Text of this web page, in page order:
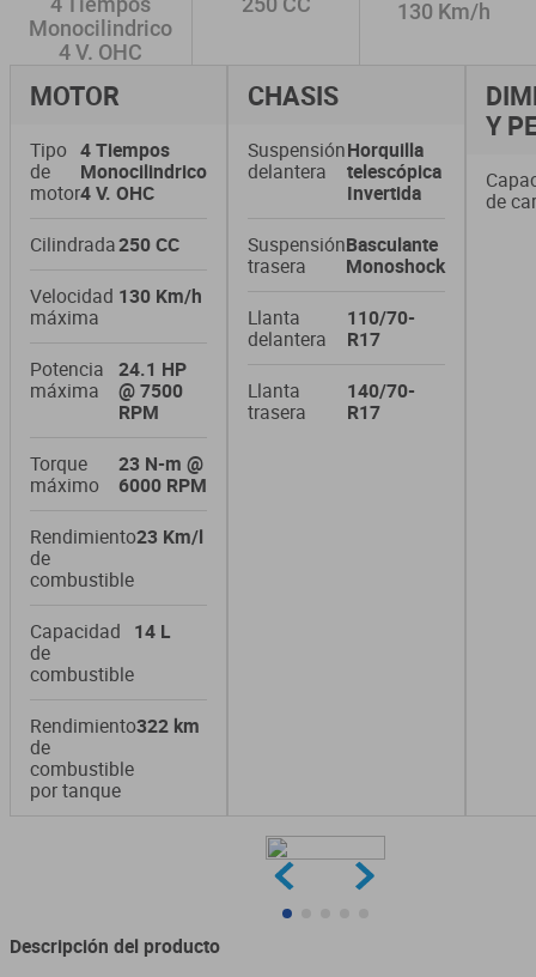
4 Tiempos
Monocilindrico
4 V. OHC
250 CC 130 Km/h
MOTOR
Tipo
de
motor
4 Tiempos
Monocilindrico
4 V. OHC
Cilindrada250 CC
Velocidad
máxima
130 Km/h
Potencia
máxima
24.1 HP
@ 7500
RPM
Torque
máximo
23 N-m @
6000 RPM
Rendimiento
de
combustible
23 Km/l
Capacidad
de
combustible
14 L
Rendimiento
de
combustible
por tanque
322 km
CHASIS
Suspensión
delantera
Horquilla
telescópica
Invertida
Suspensión
trasera
Basculante
Monoshock
Llanta
delantera
110/70-
R17
Llanta
trasera
140/70-
R17
Y
de
Descripción del producto